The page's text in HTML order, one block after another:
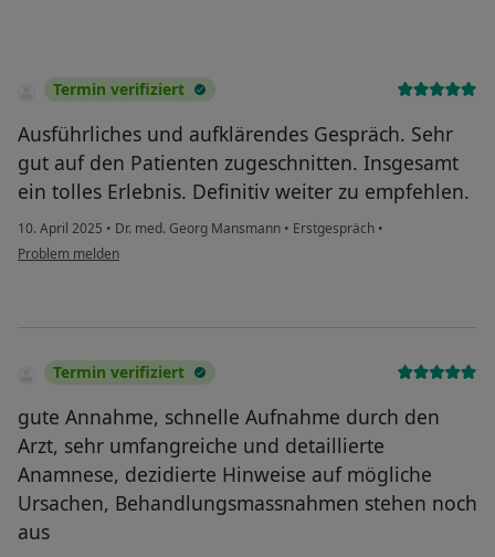
Termin verifiziert
Ausführliches und aufklärendes Gespräch. Sehr
gut auf den Patienten zugeschnitten. Insgesamt
ein tolles Erlebnis. Definitiv weiter zu empfehlen.
10. April 2025 • Dr. med. Georg Mansmann • Erstgespräch •
Problem melden
Termin verifiziert
gute Annahme, schnelle Aufnahme durch den
Arzt, sehr umfangreiche und detaillierte
Anamnese, dezidierte Hinweise auf mögliche
Ursachen, Behandlungsmassnahmen stehen noch
aus